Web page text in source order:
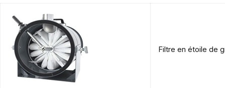
Filtre en étoile de